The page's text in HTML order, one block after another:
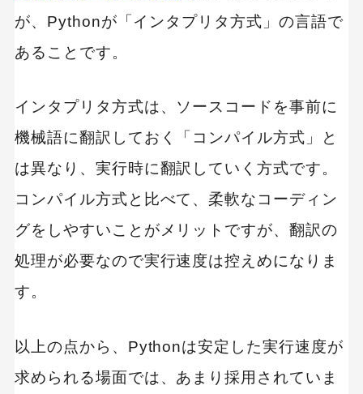
が、Pythonが「インタプリタ方式」の言語で
あることです。
インタプリタ方式は、ソースコードを事前に
機械語に翻訳しておく「コンパイル方式」と
は異なり、実行時に翻訳していく方式です。
コンパイル方式と比べて、柔軟なコーディン
グをしやすいことがメリットですが、翻訳の
処理が必要なので実行速度は控えめになりま
す。
以上の点から、Pythonは安定した実行速度が
求められる場面では、あまり採用されていま